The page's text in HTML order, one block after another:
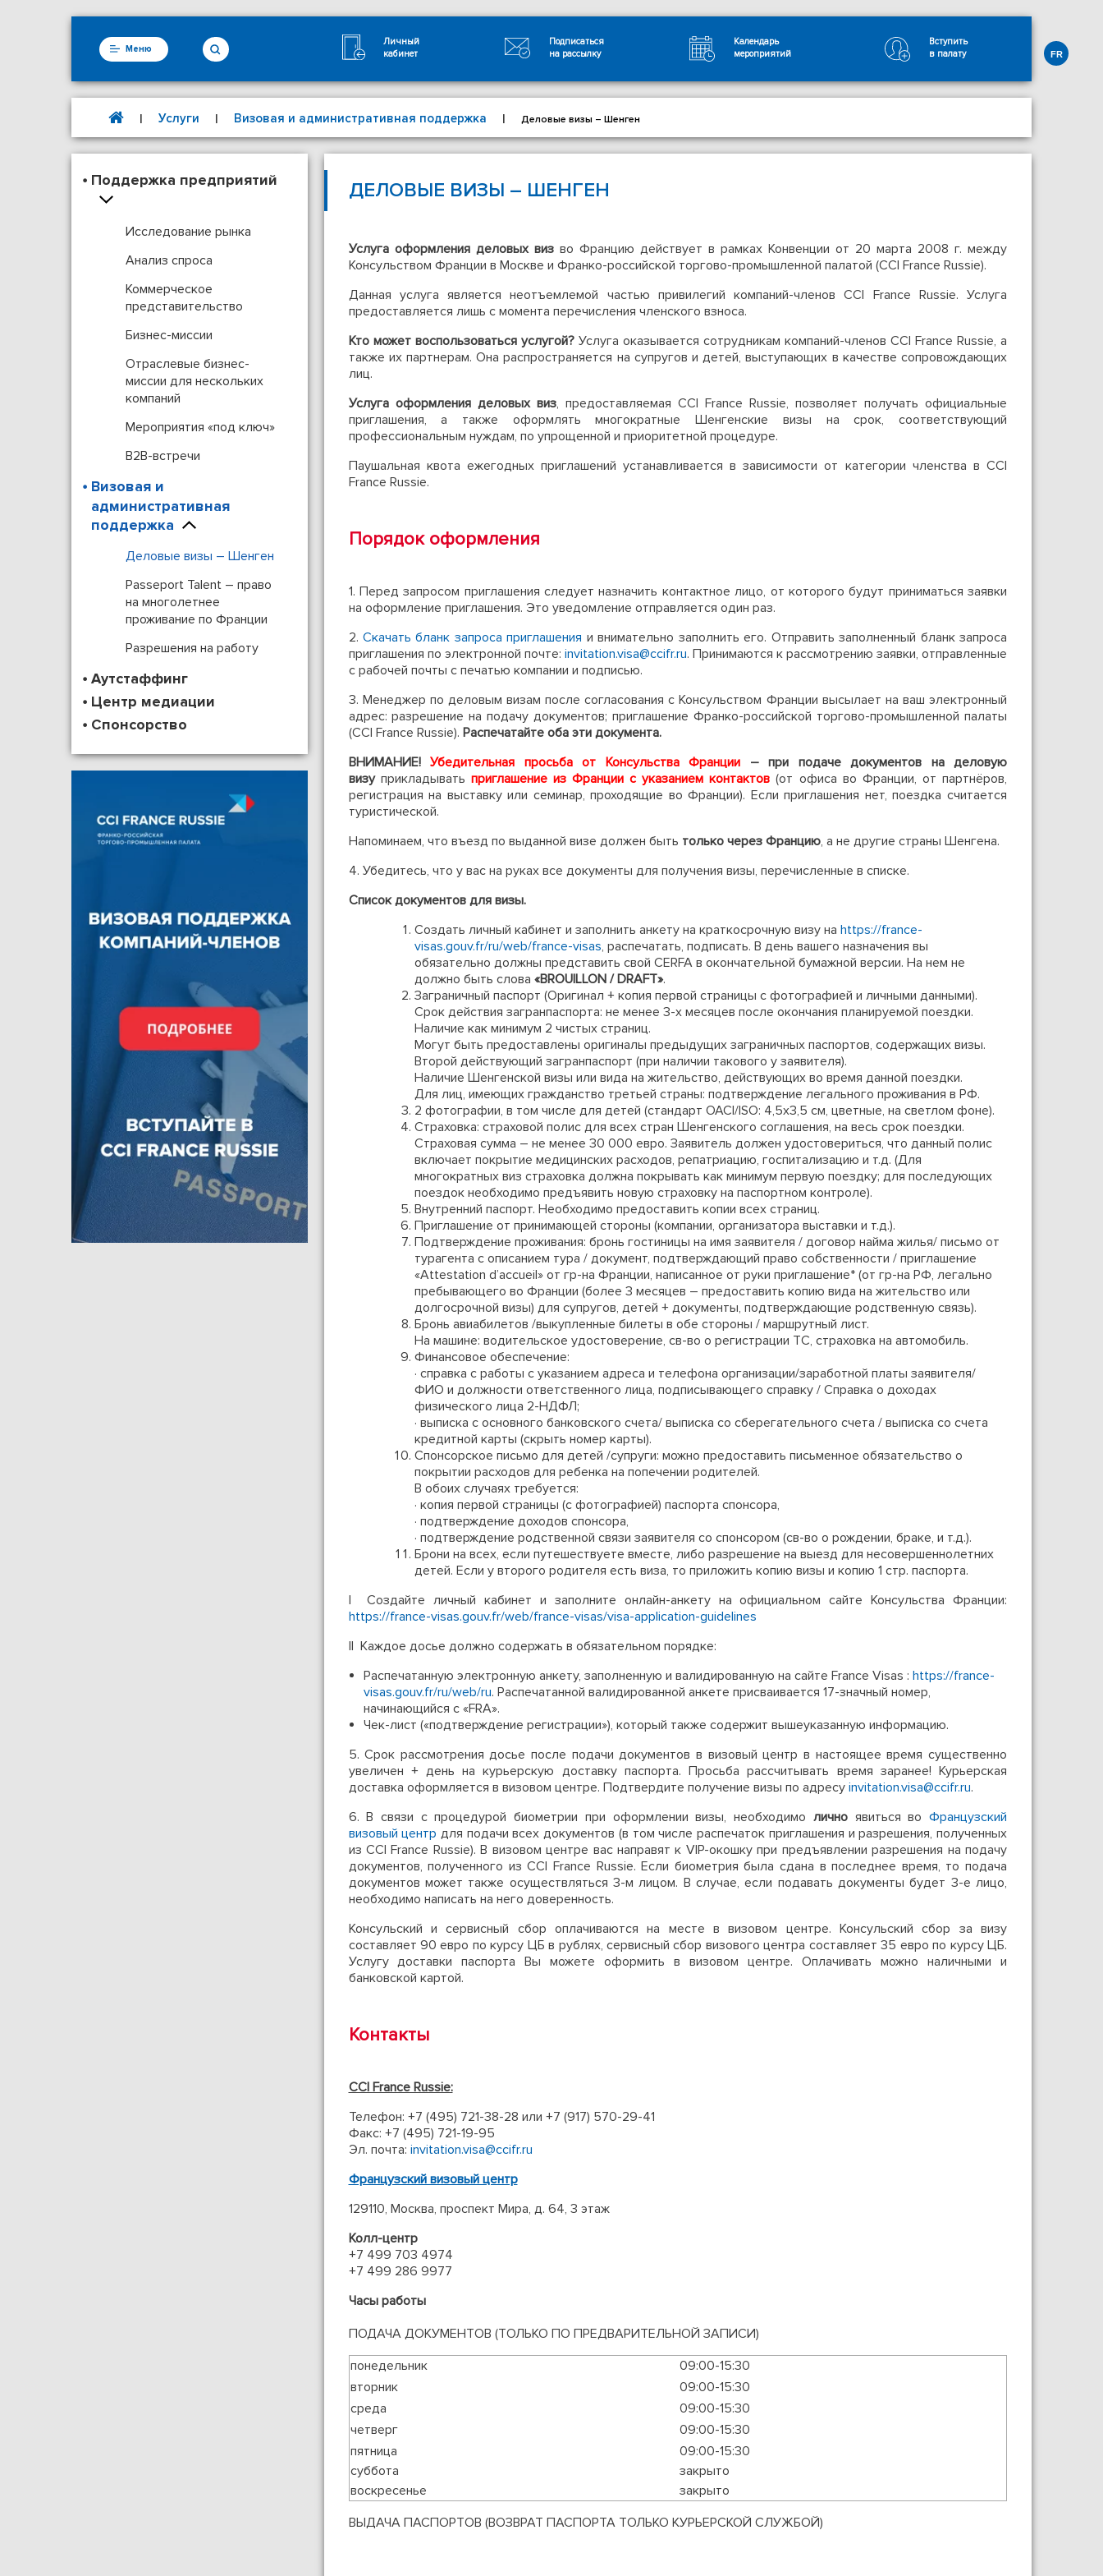
Меню
Личный
кабинет
Подписаться
на рассылку
Календарь
мероприятий
Вступить
в палату
FR
| Услуги | Визовая и административная поддержка | Деловые визы – Шенген
Поддержка предприятий
Исследование рынка
Анализ спроса
Коммерческое
представительство
Бизнес-миссии
Отраслевые бизнес-
миссии для нескольких
компаний
Мероприятия «под ключ»
B2B-встречи
Визовая и
административная
поддержка
Деловые визы – Шенген
Passeport Talent – право
на многолетнее
проживание по Франции
Разрешения на работу
Аутстаффинг
Центр медиации
Спонсорство
ДЕЛОВЫЕ ВИЗЫ – ШЕНГЕН
Услуга оформления деловых виз во Францию действует в рамках Конвенции от 20 марта 2008 г. между
Консульством Франции в Москве и Франко-российской торгово-промышленной палатой (CCI France Russie).
Данная услуга является неотъемлемой частью привилегий компаний-членов CCI France Russie. Услуга
предоставляется лишь с момента перечисления членского взноса.
Кто может воспользоваться услугой?Услуга оказывается сотрудникам компаний-членов CCI France Russie, а
также их партнерам. Она распространяется на супругов и детей, выступающих в качестве сопровождающих
лиц.
Услуга оформления деловых виз, предоставляемая CCI France Russie, позволяет получать официальные
приглашения, а также оформлять многократные Шенгенские визы на срок, соответствующий
профессиональным нуждам, по упрощенной и приоритетной процедуре.
Паушальная квота ежегодных приглашений устанавливается в зависимости от категории членства в CCI
France Russie.
Порядок оформления
1. Перед запросом приглашения следует назначить контактное лицо, от которого будут приниматься заявки
на оформление приглашения. Это уведомление отправляется один раз.
2. Скачать бланк запроса приглашения и внимательно заполнить его. Отправить заполненный бланк запроса
приглашения по электронной почте: invitation.visa@ccifr.ru. Принимаются к рассмотрению заявки, отправленные
с рабочей почты с печатью компании и подписью.
3. Менеджер по деловым визам после согласования с Консульством Франции высылает на ваш электронный
адрес: разрешение на подачу документов; приглашение Франко-российской торгово-промышленной палаты
(CCI France Russie). Распечатайте оба эти документа.
ВНИМАНИЕ! Убедительная просьба от Консульства Франции – при подаче документов на деловую
визуприкладывать приглашение из Франции с указанием контактов (от офиса во Франции, от партнёров,
регистрация на выставку или семинар, проходящие во Франции). Если приглашения нет, поездка считается
туристической.
Напоминаем, что въезд по выданной визе должен быть только через Францию, а не другие страны Шенгена.
4. Убедитесь, что у вас на руках все документы для получения визы, перечисленные в списке.
Список документов для визы.
Создать личный кабинет и заполнить анкету на краткосрочную визу на https://france-
visas.gouv.fr/ru/web/france-visas, распечатать, подписать. В день вашего назначения вы
обязательно должны представить свой CERFA в окончательной бумажной версии. На нем не
должно быть слова «BROUILLON / DRAFT».
Заграничный паспорт (Оригинал + копия первой страницы с фотографией и личными данными).
Срок действия загранпаспорта: не менее 3-х месяцев после окончания планируемой поездки.
Наличие как минимум 2 чистых страниц.
Могут быть предоставлены оригиналы предыдущих заграничных паспортов, содержащих визы.
Второй действующий загранпаспорт (при наличии такового у заявителя).
Наличие Шенгенской визы или вида на жительство, действующих во время данной поездки.
Для лиц, имеющих гражданство третьей страны: подтверждение легального проживания в РФ.
2 фотографии, в том числе для детей (стандарт OACI/ISO: 4,5х3,5 см, цветные, на светлом фоне).
Страховка: страховой полис для всех стран Шенгенского соглашения, на весь срок поездки.
Страховая сумма – не менее 30 000 евро. Заявитель должен удостовериться, что данный полис
включает покрытие медицинских расходов, репатриацию, госпитализацию и т.д. (Для
многократных виз страховка должна покрывать как минимум первую поездку; для последующих
поездок необходимо предъявить новую страховку на паспортном контроле).
Внутренний паспорт. Необходимо предоставить копии всех страниц.
Приглашение от принимающей стороны (компании, организатора выставки и т.д.).
Подтверждение проживания: бронь гостиницы на имя заявителя / договор найма жилья/ письмо от
турагента с описанием тура / документ, подтверждающий право собственности / приглашение
«Attestation d’accueil» от гр-на Франции, написанное от руки приглашение* (от гр-на РФ, легально
пребывающего во Франции (более 3 месяцев – предоставить копию вида на жительство или
долгосрочной визы) для супругов, детей + документы, подтверждающие родственную связь).
Бронь авиабилетов /выкупленные билеты в обе стороны / маршрутный лист.
На машине: водительское удостоверение, св-во о регистрации ТС, страховка на автомобиль.
Финансовое обеспечение:
· справка с работы с указанием адреса и телефона организации/заработной платы заявителя/
ФИО и должности ответственного лица, подписывающего справку / Справка о доходах
физического лица 2-НДФЛ;
· выписка с основного банковского счета/ выписка со сберегательного счета / выписка со счета
кредитной карты (скрыть номер карты).
Спонсорское письмо для детей /супруги: можно предоставить письменное обязательство о
покрытии расходов для ребенка на попечении родителей.
В обоих случаях требуется:
· копия первой страницы (с фотографией) паспорта спонсора,
· подтверждение доходов спонсора,
· подтверждение родственной связи заявителя со спонсором (св-во о рождении, браке, и т.д.).
Брони на всех, если путешествуете вместе, либо разрешение на выезд для несовершеннолетних
детей. Если у второго родителя есть виза, то приложить копию визы и копию 1 стр. паспорта.
I Создайте личный кабинет и заполните онлайн-анкету на официальном сайте Консульства Франции:
https://france-visas.gouv.fr/web/france-visas/visa-application-guidelines
II Каждое досье должно содержать в обязательном порядке:
Распечатанную электронную анкету, заполненную и валидированную на сайте France Visas : https://france-
visas.gouv.fr/ru/web/ru. Распечатанной валидированной анкете присваивается 17-значный номер,
начинающийся с «FRA».
Чек-лист («подтверждение регистрации»), который также содержит вышеуказанную информацию.
5. Срок рассмотрения досье после подачи документов в визовый центр в настоящее время существенно
увеличен + день на курьерскую доставку паспорта. Просьба рассчитывать время заранее! Курьерская
доставка оформляется в визовом центре. Подтвердите получение визы по адресу invitation.visa@ccifr.ru.
6. В связи с процедурой биометрии при оформлении визы, необходимо личноявиться воФранцузский
визовый центр для подачи всех документов (в том числе распечаток приглашения и разрешения, полученных
из CCI France Russie). В визовом центре вас направят к VIP-окошку при предъявлении разрешения на подачу
документов, полученного из CCI France Russie. Если биометрия была сдана в последнее время, то подача
документов может также осуществляться 3-м лицом. В случае, если подавать документы будет 3-е лицо,
необходимо написать на него доверенность.
Консульский и сервисный сбор оплачиваются на месте в визовом центре. Консульский сбор за визу
составляет 90 евро по курсу ЦБ в рублях, сервисный сбор визового центра составляет 35 евро по курсу ЦБ.
Услугу доставки паспорта Вы можете оформить в визовом центре. Оплачивать можно наличными и
банковской картой.
Контакты
CCI France Russie:
Телефон: +7 (495) 721-38-28 или +7 (917) 570-29-41
Факс: +7 (495) 721-19-95
Эл. почта: invitation.visa@ccifr.ru
Французский визовый центр
129110, Москва, проспект Мира, д. 64, 3 этаж
Колл-центр
+7 499 703 4974
+7 499 286 9977
Часы работы
ПОДАЧА ДОКУМЕНТОВ (ТОЛЬКО ПО ПРЕДВАРИТЕЛЬНОЙ ЗАПИСИ)
понедельник
09:00-15:30
вторник
09:00-15:30
среда
09:00-15:30
четверг
09:00-15:30
пятница
09:00-15:30
суббота
закрыто
воскресенье
закрыто
ВЫДАЧА ПАСПОРТОВ (ВОЗВРАТ ПАСПОРТА ТОЛЬКО КУРЬЕРСКОЙ СЛУЖБОЙ)